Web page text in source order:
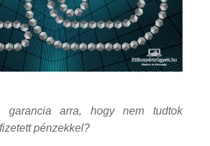
garancia arra, hogy nem tudtok
pénzekkel?